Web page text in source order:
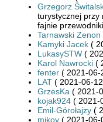
Grzegorz
turystycznej przy
fajnie
Tarnawski Zenon
Kamyki Jacek (
LukasySTW (
Karol Nawrocki (
fenter ( 2021-06-
LAT ( 2021-06-
GrzesKa ( 2021-
kojak924 ( 2021-
Emil-Górołajzy (
mikoy ( 2021-06-